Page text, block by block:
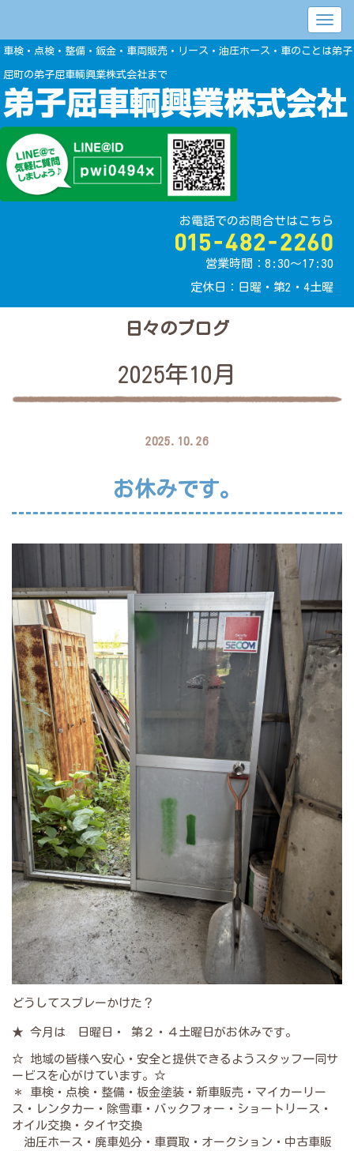
車検・点検・整備・鈑金・車両販売・リース・油圧ホース・車のことは弟子
屈町の弟子屈車輌興業株式会社まで
お電話でのお問合せはこちら
営業時間：8:30〜17:30
定休日：日曜・第2・4土曜
日々のブログ
2025年10月
2025.10.26
お休みです。
どうしてスプレーかけた？
★ 今月は 日曜日・ 第２・４土曜日がお休みです。
☆ 地域の皆様へ安心・安全と提供できるようスタッフ一同サ
ービスを心がけています。☆
＊ 車検・点検・整備・板金塗装・新車販売・マイカーリー
ス・レンタカー・除雪車・バックフォー・ショートリース・
オイル交換・タイヤ交換
油圧ホース・廃車処分・車買取・オークション・中古車販